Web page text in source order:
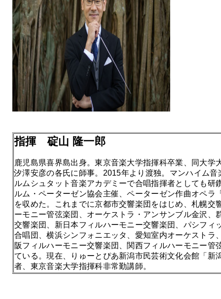
指揮 碇山 隆一郎
鹿児島県喜界島出身。東京音楽大学指揮科卒業、同大学
汐澤安彦の各氏に師事。2015年より渡独。マンハイム
ルムシュタット音楽アカデミーで合唱指揮者としても研
ルム・ペーターゼン協会主催、ペーターゼン作曲オペラ
を収めた。これまでに京都市交響楽団をはじめ、札幌交
ーモニー管弦楽団、オーケストラ・アンサンブル金沢、
交響楽団、新日本フィルハーモニー交響楽団、パシフィ
合唱団、横浜シンフォニエッタ、愛知室内オーケストラ
阪フィルハーモニー交響楽団、関西フィルハーモニー管
ている。現在、りゅーとぴあ新潟市民芸術文化会館「新
者、東京音楽大学指揮科非常勤講師。